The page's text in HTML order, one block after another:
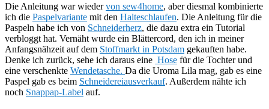
Die Anleitung war wiedervon sew4home, aber diesmal kombinierte
ich die Paspelvariante mit den Halteschlaufen. Die Anleitung für die
Paspeln habe ich von Schneiderherz, die dazu extra ein Tutorial
verbloggt hat. Vernäht wurde ein Blättercord, den ich in meiner
Anfangsnähzeit auf dem Stoffmarkt in Potsdam gekauften habe.
Denke ich zurück, sehe ich daraus eine Hose für die Tochter und
eine verschenkte Wendetasche. Da die Uroma Lila mag, gab es eine
Paspel gab es beim Schneidereiausverkauf. Außerdem nähte ich
noch Snappap-Label auf.